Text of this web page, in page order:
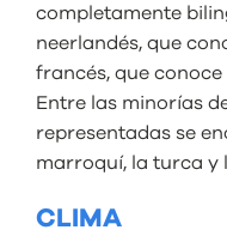
completamente
neerlandés, que
francés, que conoce
Entre las minorías
representadas se
marroquí, la turca y
CLIMA